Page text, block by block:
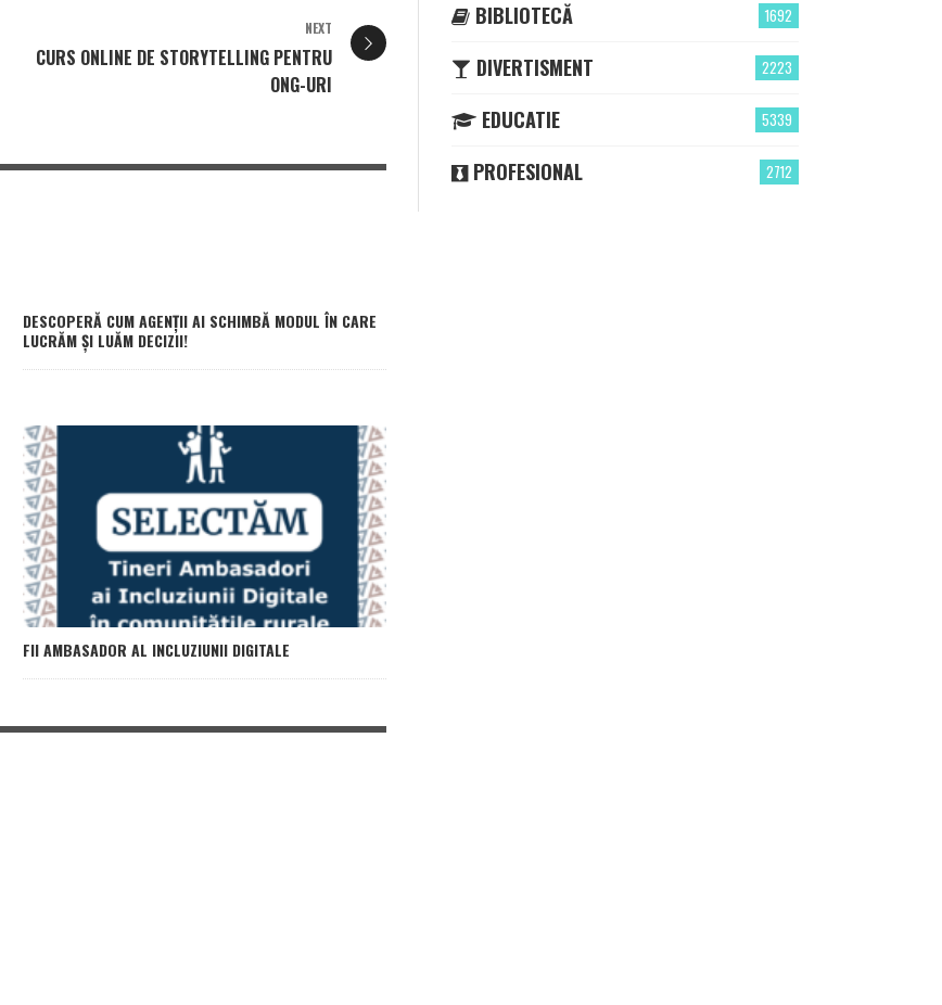
NEXT
CURS ONLINE DE STORYTELLING PENTRU
ONG-URI
DESCOPERĂ CUM AGENȚII AI SCHIMBĂ MODUL ÎN CARE
LUCRĂM ȘI LUĂM DECIZII!
FII AMBASADOR AL INCLUZIUNII DIGITALE
1692
BIBLIOTECĂ
2223
DIVERTISMENT
5339
EDUCATIE
2712
PROFESIONAL